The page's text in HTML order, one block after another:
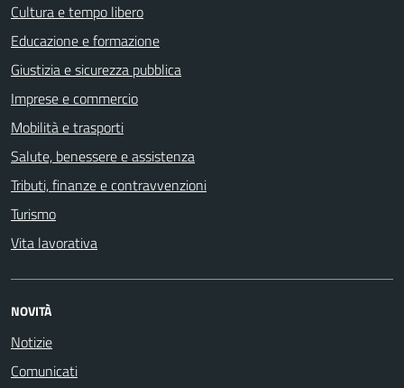
Cultura e tempo libero
Educazione e formazione
Giustizia e sicurezza pubblica
Imprese e commercio
Mobilità e trasporti
Salute, benessere e assistenza
Tributi, finanze e contravvenzioni
Turismo
Vita lavorativa
NOVITÀ
Notizie
Comunicati